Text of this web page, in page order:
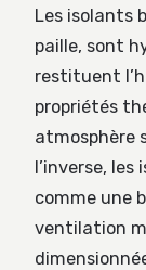
Les isolants
paille, sont
restituent
propriétés
atmosphère
l’inverse,
comme une
ventilation